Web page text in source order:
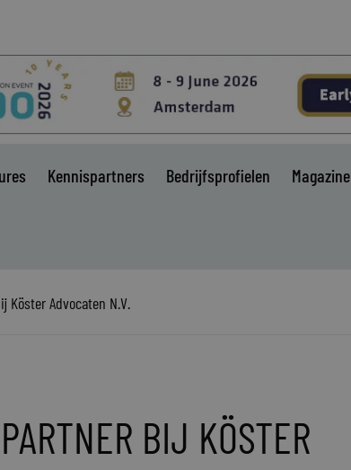
Kennispartners Bedrijfsprofielen Magazine
Köster Advocaten N.V.
BIJ KÖSTER